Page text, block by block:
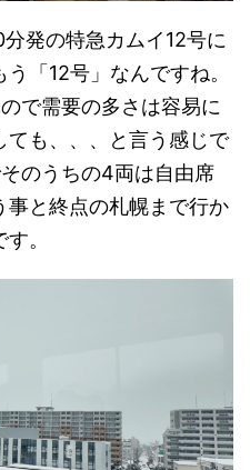
発の特急カムイ12号に
「12号」なんですね。
で需要の多さは容易に
も、、、と言う感じで
のうちの4両は自由席
事と終点の札幌まで行か
。